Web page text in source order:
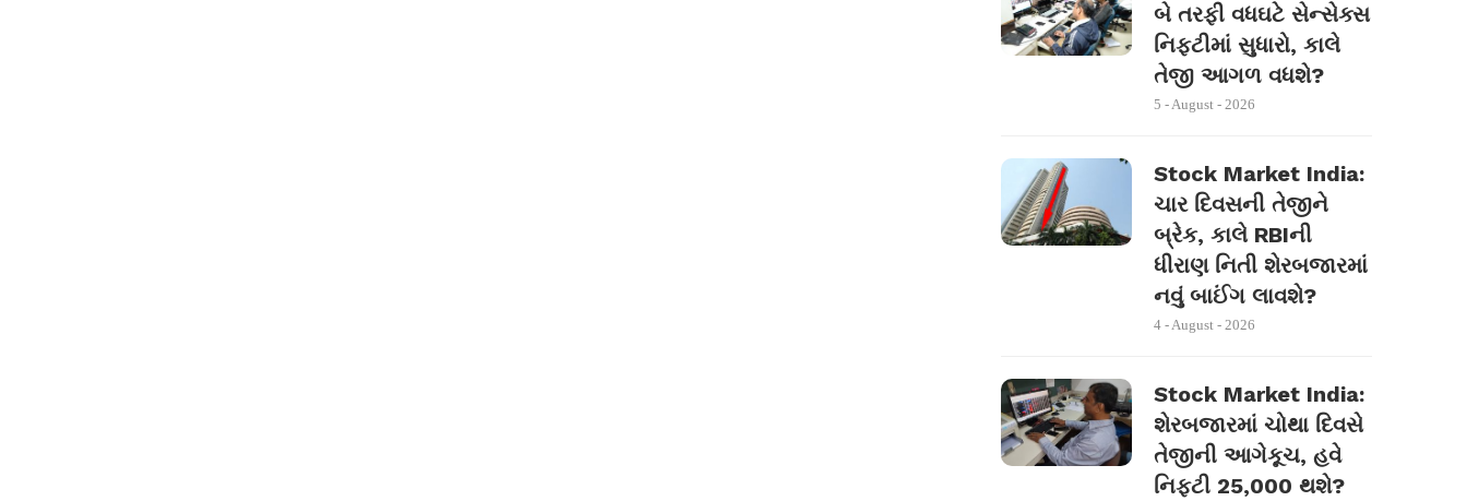
બે તરફી વધઘટે સેન્સેક્સ
નિફ્ટીમાં સુધારો, કાલે
તેજી આગળ વધશે?
5 - August - 2026
Stock Market India:
ચાર દિવસની તેજીને
બ્રેક, કાલે RBIની
ધીરાણ નિતી શેરબજારમાં
નવું બાઈંગ લાવશે?
4 - August - 2026
Stock Market India:
શેરબજારમાં ચોથા દિવસે
તેજીની આગેકૂચ, હવે
નિફ્ટી 25,000 થશે?